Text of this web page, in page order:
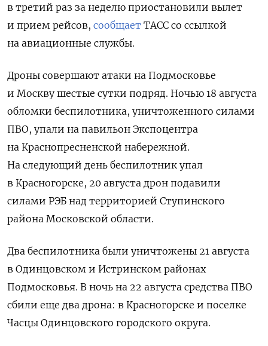
в третий раз за неделю приостановили вылет
и прием рейсов, сообщает ТАСС со ссылкой
на авиационные службы.
Дроны совершают атаки на Подмосковье
и Москву шестые сутки подряд. Ночью 18 августа
обломки беспилотника, уничтоженного силами
ПВО, упали на павильон Экспоцентра
на Краснопресненской набережной.
На следующий день беспилотник упал
в Красногорске, 20 августа дрон подавили
силами РЭБ над территорией Ступинского
района Московской области.
Два беспилотника были уничтожены 21 августа
в Одинцовском и Истринском районах
Подмосковья. В ночь на 22 августа средства ПВО
сбили еще два дрона: в Красногорске и поселке
Часцы Одинцовского городского округа.